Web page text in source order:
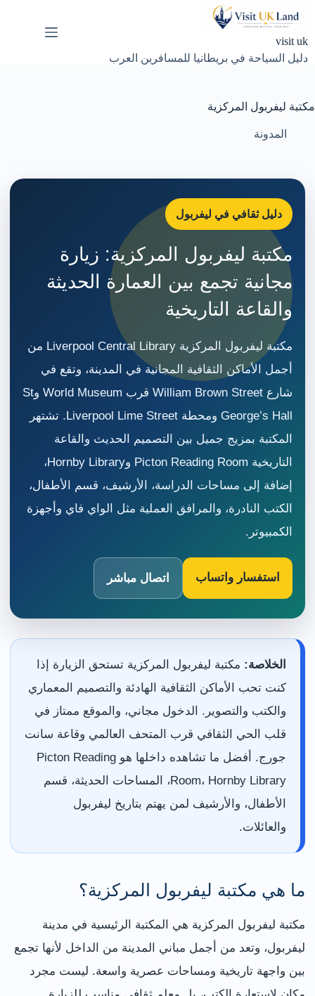
visit uk
دليل السياحة في بريطانيا للمسافرين العرب
مكتبة ليفربول المركزية
المدونة
دليل ثقافي في ليفربول
مكتبة ليفربول المركزية: زيارة
مجانية تجمع بين العمارة الحديثة
والقاعة التاريخية
مكتبة ليفربول المركزية Liverpool Central Library من
أجمل الأماكن الثقافية المجانية في المدينة، وتقع في
شارع William Brown Street قرب World Museum وSt
George’s Hall ومحطة Liverpool Lime Street. تشتهر
المكتبة بمزيج جميل بين التصميم الحديث والقاعة
التاريخية Picton Reading Room وHornby Library،
إضافة إلى مساحات الدراسة، الأرشيف، قسم الأطفال،
الكتب النادرة، والمرافق العملية مثل الواي فاي وأجهزة
الكمبيوتر.
استفسار واتساب اتصال مباشر
الخلاصة: مكتبة ليفربول المركزية تستحق الزيارة إذا
كنت تحب الأماكن الثقافية الهادئة والتصميم المعماري
والكتب والتصوير. الدخول مجاني، والموقع ممتاز في
قلب الحي الثقافي قرب المتحف العالمي وقاعة سانت
جورج. أفضل ما تشاهده داخلها هو Picton Reading
Room، Hornby Library، المساحات الحديثة، قسم
الأطفال، والأرشيف لمن يهتم بتاريخ ليفربول
والعائلات.
ما هي مكتبة ليفربول المركزية؟
مكتبة ليفربول المركزية هي المكتبة الرئيسية في مدينة
ليفربول، وتعد من أجمل مباني المدينة من الداخل لأنها تجمع
بين واجهة تاريخية ومساحات عصرية واسعة. ليست مجرد